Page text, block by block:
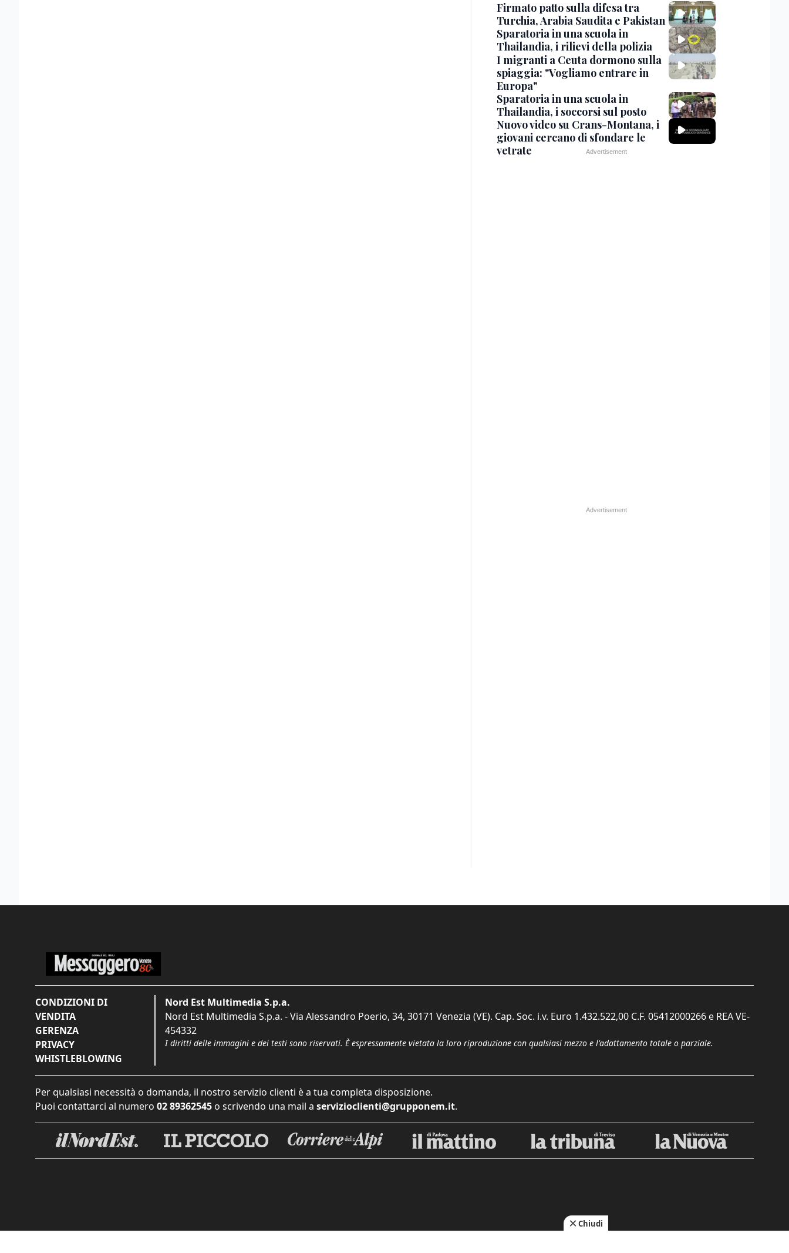
Firmato patto sulla difesa tra
Turchia, Arabia Saudita e Pakistan
Sparatoria in una scuola in
Thailandia, i rilievi della polizia
I migranti a Ceuta dormono sulla
spiaggia: "Vogliamo entrare in
Europa"
Sparatoria in una scuola in
Thailandia, i soccorsi sul posto
Nuovo video su Crans-Montana, i
giovani cercano di sfondare le
vetrate
CONDIZIONI DI
VENDITA
GERENZA
PRIVACY
WHISTLEBLOWING
Nord Est Multimedia S.p.a.
Nord Est Multimedia S.p.a. - Via Alessandro Poerio, 34, 30171 Venezia (VE). Cap. Soc. i.v. Euro 1.432.522,00 C.F. 05412000266 e REA VE-
454332
I diritti delle immagini e dei testi sono riservati. È espressamente vietata la loro riproduzione con qualsiasi mezzo e l'adattamento totale o parziale.
Per qualsiasi necessità o domanda, il nostro servizio clienti è a tua completa disposizione.
Puoi contattarci al numero 02 89362545 o scrivendo una mail a servizioclienti@grupponem.it.
Chiudi